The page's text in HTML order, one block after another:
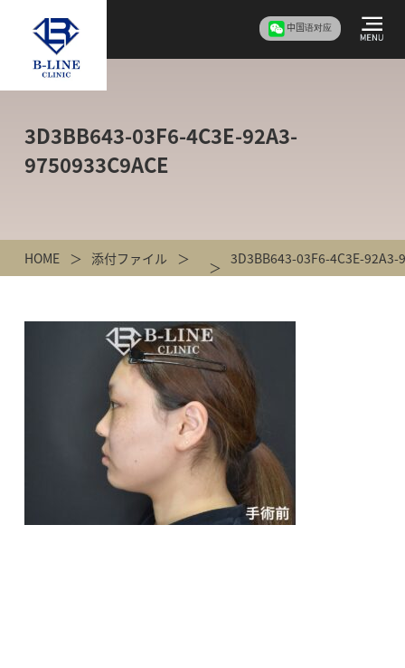
中国语对应
3D3BB643-03F6-4C3E-92A3-
9750933C9ACE
HOME 添付ファイル 3D3BB643-03F6-4C3E-92A3-